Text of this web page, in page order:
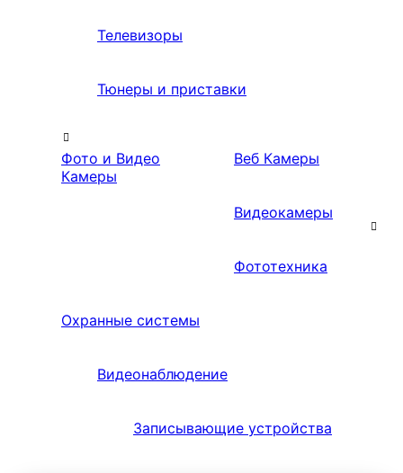
Телевизоры
Тюнеры и приставки
Фото и Видео
Камеры
Веб Камеры
Видеокамеры
Фототехника
Охранные системы
Видеонаблюдение
Записывающие устройства